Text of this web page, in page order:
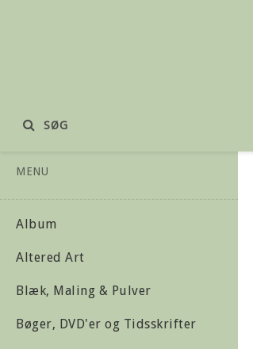
SØG
MENU
Album
Altered Art
Blæk, Maling & Pulver
Bøger, DVD'er og Tidsskrifter